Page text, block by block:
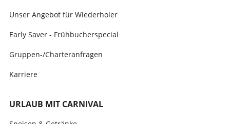
Unser Angebot für Wiederholer
Early Saver - Frühbucherspecial
Gruppen-/Charteranfragen
Karriere
URLAUB MIT CARNIVAL